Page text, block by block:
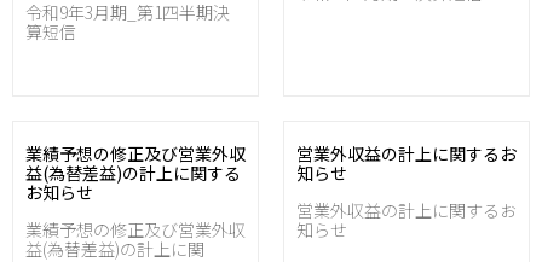
令和9年3月期_第1四半期決
算短信
業績予想の修正及び営業外収
益(為替差益)の計上に関する
お知らせ
業績予想の修正及び営業外収
益(為替差益)の計上に関
営業外収益の計上に関するお
知らせ
営業外収益の計上に関するお
知らせ